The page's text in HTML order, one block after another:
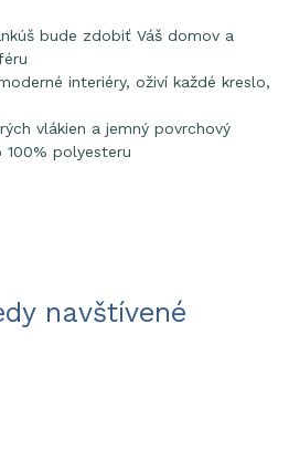
bude zdobiť Váš domov a
interiéry, oživí každé kreslo,
vlákien a jemný povrchový
polyesteru
navštívené